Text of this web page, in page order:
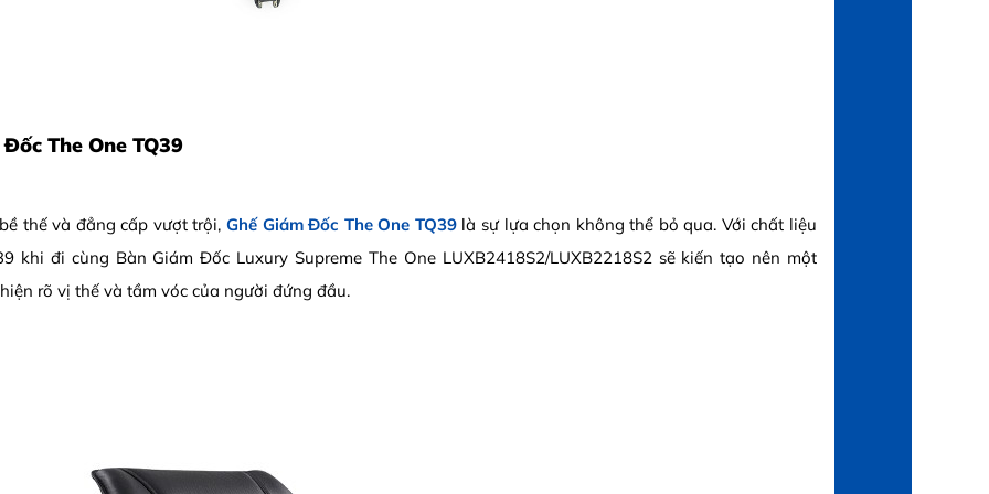
The One TQ39
thế và đẳng cấp vượt trội, Ghế Giám Đốc The One TQ39là sự lựa chọn không thể bỏ qua. Với chất liệu
khi đi cùng Bàn Giám Đốc Luxury Supreme The One LUXB2418S2/LUXB2218S2 sẽ kiến tạo nên một
rõ vị thế và tầm vóc của người đứng đầu.